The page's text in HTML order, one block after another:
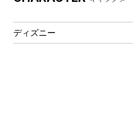
アクセサリー
ディズニー